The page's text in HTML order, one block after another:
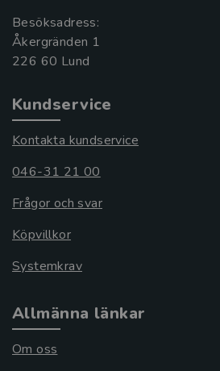
Besöksadress:
Åkergränden 1
Kundservice
Kontakta kundservice
046-31 21 00
Frågor och svar
Köpvillkor
Systemkrav
Allmänna länkar
Om oss